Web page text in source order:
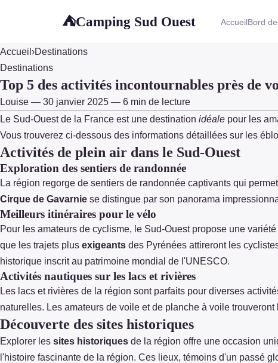
⛺Camping Sud Ouest AccueilBord
Accueil ›Destinations
Destinations
Top 5 des activités incontournables près de
Louise — 30 janvier 2025 — 6 min de lecture
Le Sud-Ouest de la France est une destination idéale pour les
Vous trouverez ci-dessous des informations détaillées sur les
Activités de plein air dans le Sud-Ouest
Exploration des sentiers de randonnée
La région regorge de sentiers de randonnée captivants qui
Cirque de Gavarnie se distingue par son panorama
Meilleurs itinéraires pour le vélo
Pour les amateurs de cyclisme, le Sud-Ouest propose une
que les trajets plus exigeants des Pyrénées attireront les
historique inscrit au patrimoine mondial de l'UNESCO.
Activités nautiques sur les lacs et rivières
Les lacs et rivières de la région sont parfaits pour diverses
naturelles. Les amateurs de voile et de planche à voile trouveront
Découverte des sites historiques
Explorer les sites historiques de la région offre une occasion
l'histoire fascinante de la région. Ces lieux, témoins d'un passé